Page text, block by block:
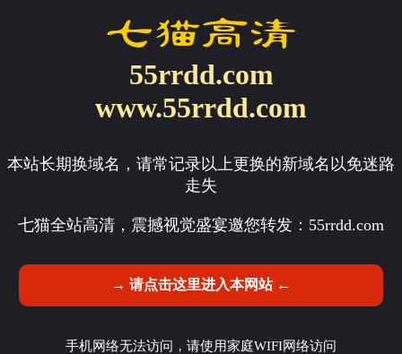
55rrdd.com
www.55rrdd.com
本站长期换域名，请常记录以上更换的新域名以免迷路
走失
七猫全站高清，震撼视觉盛宴邀您转发： 55rrdd.com
→ 请点击这里进入本网站 ←
手机网络无法访问，请使用家庭WIFI网络访问